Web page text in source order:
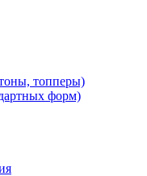
топперы)
форм)